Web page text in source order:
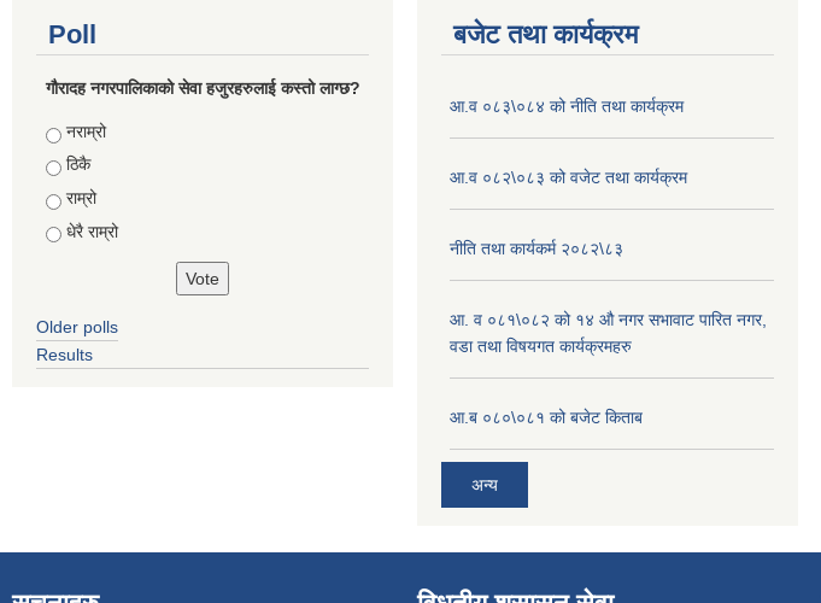
Poll
गौरादह नगरपालिकाको सेवा हजुरहरुलाई कस्तो लाग्छ?
Choices
नराम्रो
ठिकै
राम्रो
धेरै राम्रो
Older polls
Results
बजेट तथा कार्यक्रम
आ.व ०८३\०८४ को नीति तथा कार्यक्रम
आ.व ०८२\०८३ को वजेट तथा कार्यक्रम
नीति तथा कार्यकर्म २०८२\८३
आ. व ०८१\०८२ को १४ औ नगर सभावाट पारित नगर,
वडा तथा विषयगत कार्यक्रमहरु
आ.ब ०८०\०८१ को बजेट किताब
अन्य